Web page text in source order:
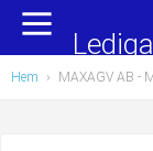
Hem › MAXAGV AB -